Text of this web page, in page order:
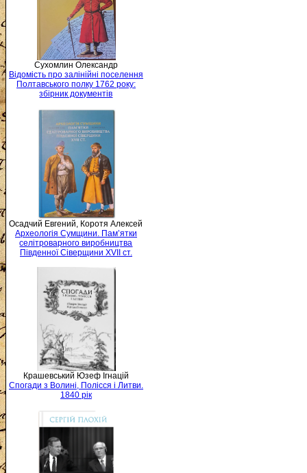
Сухомлин Олександр
Відомість про залінійні поселення
Полтавського полку 1762 року:
збірник документів
Осадчий Евгений, Коротя Алексей
Археологія Сумщини. Пам’ятки
селітроварного виробництва
Південної Сіверщини XVII ст.
Крашевський Юзеф Ігнацій
Спогади з Волині, Полісся і Литви.
1840 рік